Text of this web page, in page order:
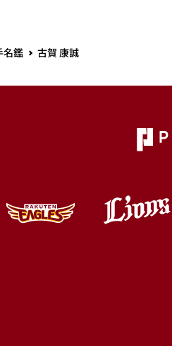
名鑑 古賀 康誠